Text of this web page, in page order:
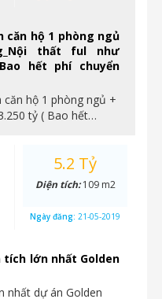
căn hộ 1 phòng ngủ
thất ful như
hết phí chuyển
hộ 1 phòng ngủ +
tỷ ( Bao hết…
tích lớn nhất Golden
nhất dự án Golden
5.2 Tỷ
Diện tích:109 m2
Ngày đăng: 21-05-2019